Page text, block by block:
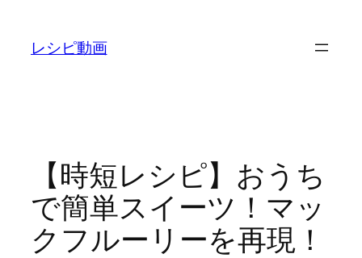
レシピ動画
【時短レシピ】おうち
で簡単スイーツ！マッ
クフルーリーを再現！